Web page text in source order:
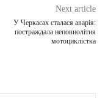
Next article
У Черкасах сталася аварія:
постраждала неповнолітня
мотоциклістка